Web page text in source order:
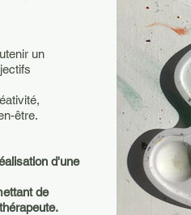
un
être.
d'une
de